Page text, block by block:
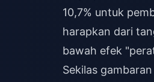
10,7% untuk
harapkan dari
bawah efek
Sekilas